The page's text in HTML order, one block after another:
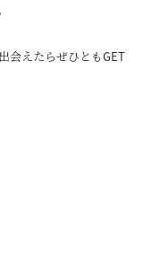
会えたらぜひともGET